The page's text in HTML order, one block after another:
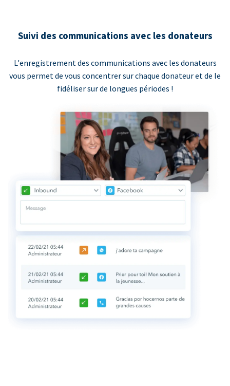
Suivi des communications avec les donateurs
L'enregistrement des communications avec les donateurs
vous permet de vous concentrer sur chaque donateur et de le
fidéliser sur de longues périodes !